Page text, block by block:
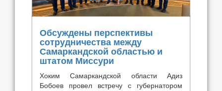
Обсуждены перспективы
сотрудничества между
Самаркандской областью и
штатом Миссури
Хоким Самаркандской области Адиз
Бобоев провел встречу с губернатором